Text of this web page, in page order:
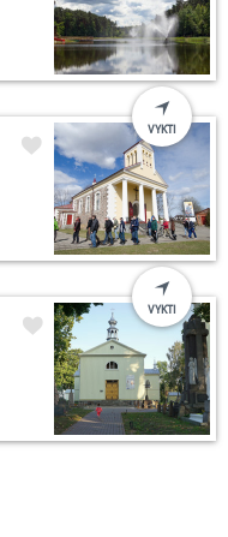
VYKTI
VYKTI